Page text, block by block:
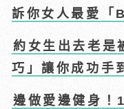
訴你女人最愛
約女生出去老是
巧」讓你成功手
邊做愛邊健身！